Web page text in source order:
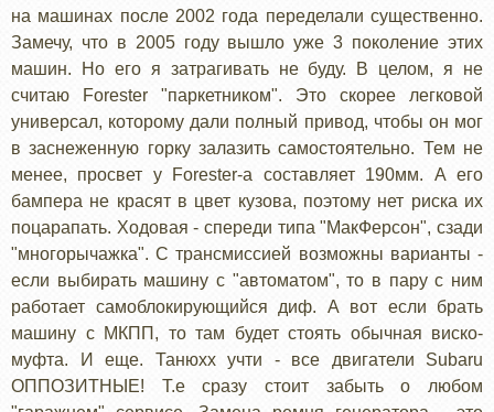
на машинах после 2002 года переделали существенно.
Замечу, что в 2005 году вышло уже 3 поколение этих
машин. Но его я затрагивать не буду. В целом, я не
считаю Forester "паркетником". Это скорее легковой
универсал, которому дали полный привод, чтобы он мог
в заснеженную горку залазить самостоятельно. Тем не
менее, просвет у Forester-а составляет 190мм. А его
бампера не красят в цвет кузова, поэтому нет риска их
поцарапать. Ходовая - спереди типа "МакФерсон", сзади
"многорычажка". С трансмиссией возможны варианты -
если выбирать машину с "автоматом", то в пару с ним
работает самоблокирующийся диф. А вот если брать
машину с МКПП, то там будет стоять обычная виско-
муфта. И еще. Танюхх учти - все двигатели Subaru
ОППОЗИТНЫЕ! Т.е сразу стоит забыть о любом